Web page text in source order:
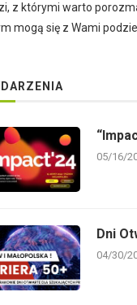
z którymi warto
mogą się z Wami
05/16/
Dni
04/30/